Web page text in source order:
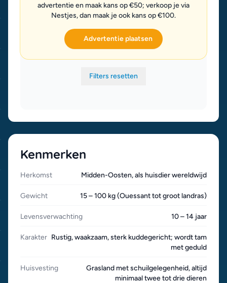
advertentie en maak kans op €50; verkoop je via
Nestjes, dan maak je ook kans op €100.
Advertentie plaatsen
Filters resetten
Kenmerken
Herkomst Midden-Oosten, als huisdier wereldwijd
Gewicht 15 – 100 kg (Ouessant tot groot landras)
Levensverwachting 10 – 14 jaar
Karakter Rustig, waakzaam, sterk kuddegericht; wordt tam
met geduld
Huisvesting
Grasland met schuilgelegenheid, altijd
minimaal twee tot drie dieren